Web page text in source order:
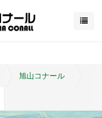
旭山コナール